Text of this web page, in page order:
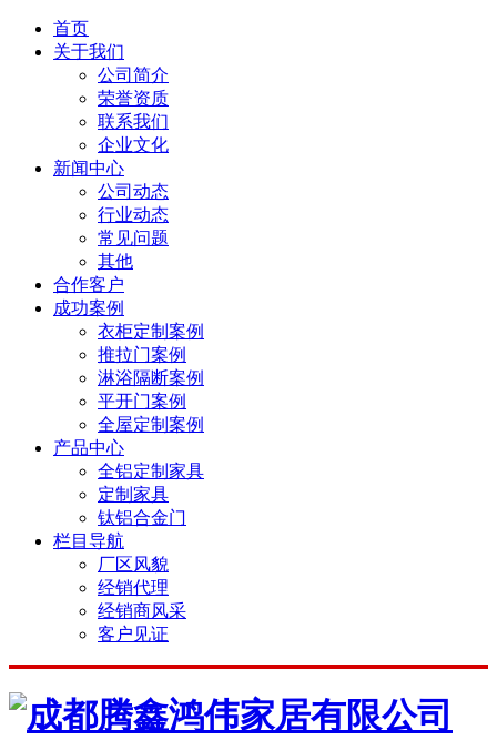
首页
关于我们
公司简介
荣誉资质
联系我们
企业文化
新闻中心
公司动态
行业动态
常见问题
其他
合作客户
成功案例
衣柜定制案例
推拉门案例
淋浴隔断案例
平开门案例
全屋定制案例
产品中心
全铝定制家具
定制家具
钛铝合金门
栏目导航
厂区风貌
经销代理
经销商风采
客户见证